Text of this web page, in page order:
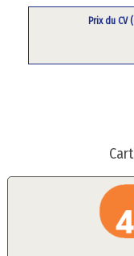
Prix du CV